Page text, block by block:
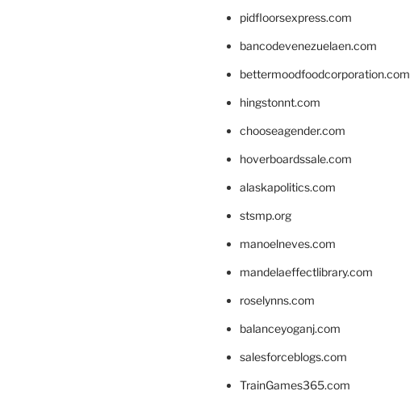
pidfloorsexpress.com
bancodevenezuelaen.com
bettermoodfoodcorporation.com
hingstonnt.com
chooseagender.com
hoverboardssale.com
alaskapolitics.com
stsmp.org
manoelneves.com
mandelaeffectlibrary.com
roselynns.com
balanceyoganj.com
salesforceblogs.com
TrainGames365.com